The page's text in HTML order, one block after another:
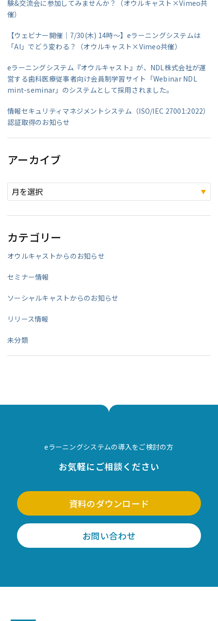
験&交流会に参加してみませんか？（オウルキャスト×Vimeo共
催）
【ウェビナー開催｜7/30(木) 14時～】eラーニングシステムは
「AI」でどう変わる？（オウルキャスト×Vimeo共催）
eラーニングシステム『オウルキャスト』が、NDL株式会社が運
営する歯科医療従事者向け会員制学習サイト「Webinar NDL
mint-seminar」のシステムとして採用されました。
情報セキュリティマネジメントシステム（ISO/IEC 27001:2022）
認証取得のお知らせ
アーカイブ
カテゴリー
オウルキャストからのお知らせ
セミナー情報
ソーシャルキャストからのお知らせ
リリース情報
未分類
eラーニングシステムの導入をご検討の方
お気軽にご相談ください
資料のダウンロード
お問い合わせ